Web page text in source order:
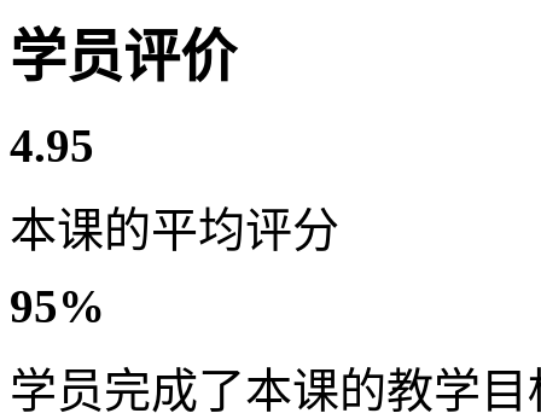
学员评价
4.95
本课的平均评分
95%
学员完成了本课的教学目